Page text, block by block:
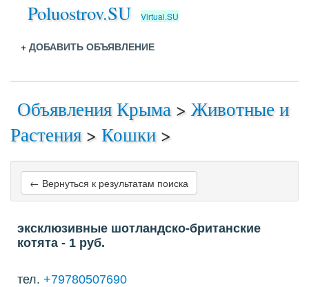
Poluostrov.SU Virtual.SU
+ ДОБАВИТЬ ОБЪЯВЛЕНИЕ
Объявления Крыма > Животные и
Растения > Кошки >
← Вернуться к результатам поиска
эксклюзивные шотландско-британские
котята - 1 руб.
тел. +79780507690